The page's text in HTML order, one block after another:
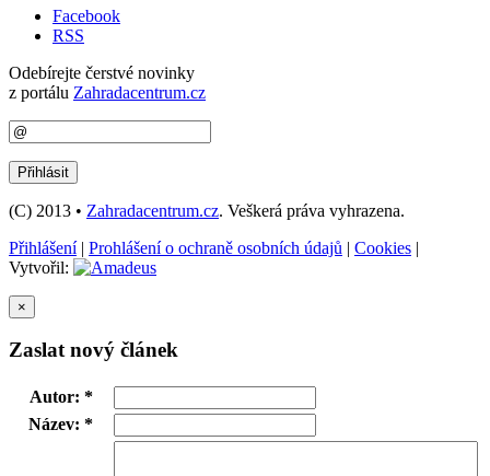
Facebook
RSS
Odebírejte čerstvé novinky
z portálu Zahradacentrum.cz
(C) 2013 • Zahradacentrum.cz. Veškerá práva vyhrazena.
Přihlášení| Prohlášení o ochraně osobních údajů | Cookies |
Vytvořil:
×
Zaslat nový článek
Autor: *
Název: *